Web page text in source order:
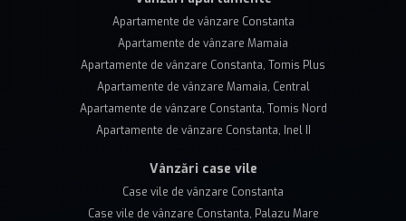
Apartamente de vânzare Constanta
Apartamente de vânzare Mamaia
Apartamente de vânzare Constanta, Tomis Plus
Apartamente de vânzare Mamaia, Central
Apartamente de vânzare Constanta, Tomis Nord
Apartamente de vânzare Constanta, Inel II
Vânzări case vile
Case vile de vânzare Constanta
Case vile de vânzare Constanta, Palazu Mare